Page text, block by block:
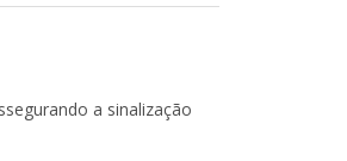
a sinalização